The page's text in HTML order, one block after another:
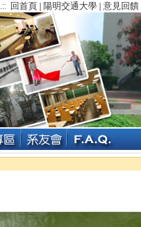
.:: 回首頁 陽明交通大學| 意見回饋|